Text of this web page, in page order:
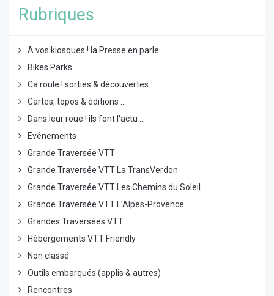
Rubriques
A vos kiosques ! la Presse en parle
Bikes Parks
Ca roule ! sorties & découvertes ...
Cartes, topos & éditions ...
Dans leur roue ! ils font l'actu ...
Evénements
Grande Traversée VTT
Grande Traversée VTT La TransVerdon
Grande Traversée VTT Les Chemins du Soleil
Grande Traversée VTT L’Alpes-Provence
Grandes Traversées VTT
Hébergements VTT Friendly
Non classé
Outils embarqués (applis & autres)
Rencontres